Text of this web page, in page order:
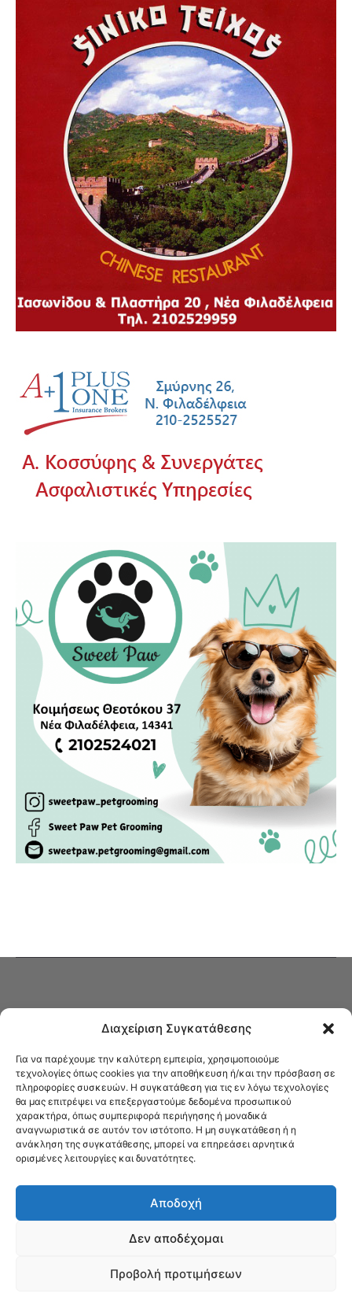
Διαχείριση Συγκατάθεσης
Για να παρέχουμε την καλύτερη εμπειρία, χρησιμοποιούμε
τεχνολογίες όπως cookies για την αποθήκευση ή/και την πρόσβαση σε
πληροφορίες συσκευών. Η συγκατάθεση για τις εν λόγω τεχνολογίες
θα μας επιτρέψει να επεξεργαστούμε δεδομένα προσωπικού
χαρακτήρα, όπως συμπεριφορά περιήγησης ή μοναδικά
αναγνωριστικά σε αυτόν τον ιστότοπο. Η μη συγκατάθεση ή η
ανάκληση της συγκατάθεσης, μπορεί να επηρεάσει αρνητικά
ορισμένες λειτουργίες και δυνατότητες.
Αποδοχή
Δεν αποδέχομαι
Προβολή προτιμήσεων
Στο Καφενείο θα βρείτε όλες τις ειδήσεις που αφορούν την Νέα
Φιλαδέλφεια και τη Νέα Χαλκηδόνα, καυτή αρθρογραφία, καθώς και
όλα τα νέα που σας αφορούν.